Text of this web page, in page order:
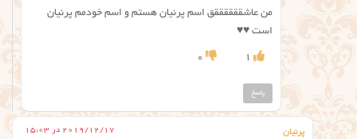
من عاشققققققق اسم پرنیان هستم و اسم خودمم پرنیان
است ♥️♥️
1
0
پاسخ
پرنیان 2019/12/17 در 15:03